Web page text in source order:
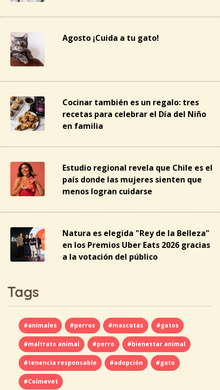
Agosto ¡Cuida a tu gato!
Cocinar también es un regalo: tres
recetas para celebrar el Día del Niño
en familia
Estudio regional revela que Chile es el
país donde las mujeres sienten que
menos logran cuidarse
Natura es elegida "Rey de la Belleza"
en los Premios Uber Eats 2026 gracias
a la votación del público
Tags
#animales #perros #mascotas #gatos
#maltrato animal #perro #bienestar animal
#tenencia responsable #adopción #gato
#Colmevet